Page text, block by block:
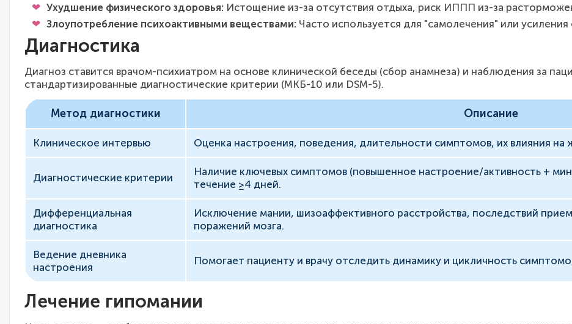
Ухудшение физического здоровья: Истощение из-за отсутствия отдыха, риск ИППП из-за
Злоупотребление психоактивными веществами: Часто используется для "самолечения" или
Диагностика
Диагноз ставится врачом-психиатром на основе клинической беседы (сбор анамнеза) и наблюдения за
стандартизированные диагностические критерии (МКБ-10 или DSM-5).
Метод диагностики Описание
Клиническое интервью Оценка настроения, поведения, длительности симптомов, их влияния на
Диагностические критерии
Наличие ключевых симптомов (повышенное настроение/активность +
течение ≥4 дней.
Дифференциальная
диагностика
Исключение мании, шизоаффективного расстройства, последствий
поражений мозга.
Ведение дневника
настроения
Помогает пациенту и врачу отследить динамику и цикличность
Лечение гипомании